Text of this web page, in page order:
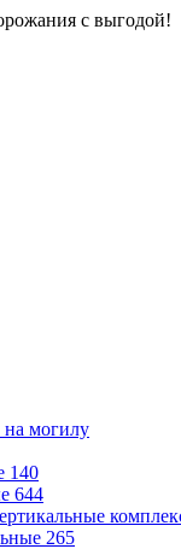
с выгодой!
могилу
140
644
265